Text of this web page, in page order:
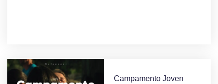
Campamento Joven